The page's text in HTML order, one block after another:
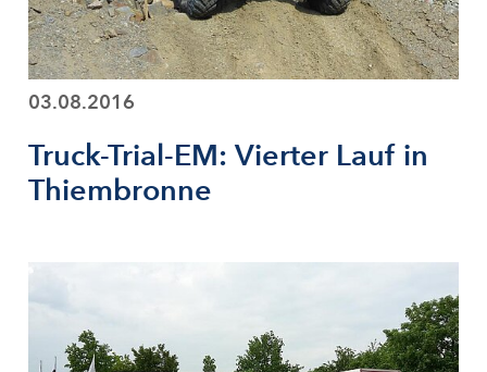
03.08.2016
Truck-Trial-EM: Vierter Lauf in
Thiembronne